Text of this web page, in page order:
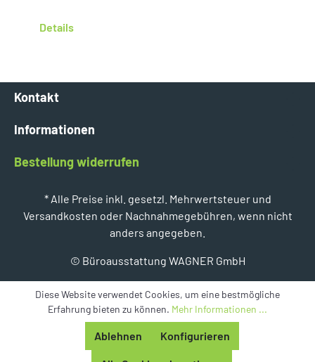
Details
Kontakt
Informationen
Bestellung widerrufen
* Alle Preise inkl. gesetzl. Mehrwertsteuer und
Versandkosten oder Nachnahmegebühren, wenn nicht
anders angegeben.
© Büroausstattung WAGNER GmbH
Diese Website verwendet Cookies, um eine bestmögliche
Erfahrung bieten zu können. Mehr Informationen ...
Ablehnen Konfigurieren